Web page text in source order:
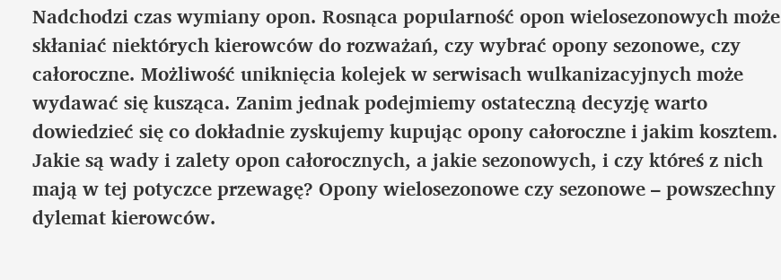
Nadchodzi czas wymiany opon. Rosnąca popularność opon wielosezonowych może
skłaniać niektórych kierowców do rozważań, czy wybrać opony sezonowe, czy
całoroczne. Możliwość uniknięcia kolejek w serwisach wulkanizacyjnych może
wydawać się kusząca. Zanim jednak podejmiemy ostateczną decyzję warto
dowiedzieć się co dokładnie zyskujemy kupując opony całoroczne i jakim kosztem.
Jakie są wady i zalety opon całorocznych, a jakie sezonowych, i czy któreś z nich
mają w tej potyczce przewagę? Opony wielosezonowe czy sezonowe – powszechny
dylemat kierowców.